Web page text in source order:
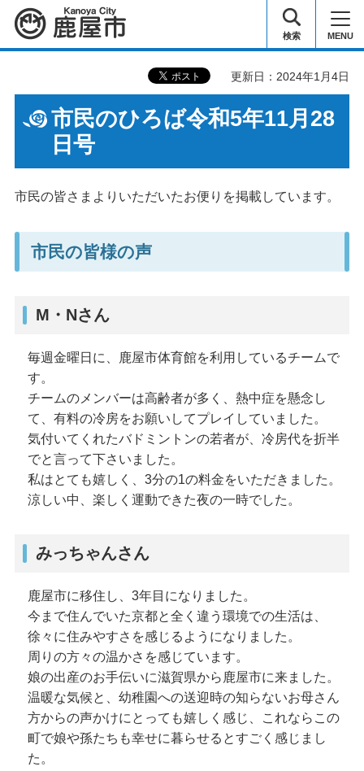
鹿屋市 検索 MENU
更新日：2024年1月4日
市民のひろば令和5年11月28
日号
市民の皆さまよりいただいたお便りを掲載しています。
市民の皆様の声
M・Nさん
毎週金曜日に、鹿屋市体育館を利用しているチームで
す。
チームのメンバーは高齢者が多く、熱中症を懸念し
て、有料の冷房をお願いしてプレイしていました。
気付いてくれたバドミントンの若者が、冷房代を折半
でと言って下さいました。
私はとても嬉しく、3分の1の料金をいただきました。
涼しい中、楽しく運動できた夜の一時でした。
みっちゃんさん
鹿屋市に移住し、3年目になりました。
今まで住んでいた京都と全く違う環境での生活は、
徐々に住みやすさを感じるようになりました。
周りの方々の温かさを感じています。
娘の出産のお手伝いに滋賀県から鹿屋市に来ました。
温暖な気候と、幼稚園への送迎時の知らないお母さん
方からの声かけにとっても嬉しく感じ、これならこの
町で娘や孫たちも幸せに暮らせるとすごく感じまし
た。